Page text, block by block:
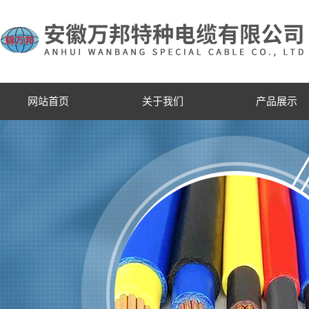
网站首页 关于我们 产品展示